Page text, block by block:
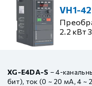
VH1-
2.2 кВт
XG-E4DA-S – 4-
бит), ток (0 ~ 20 мА, 4 ~